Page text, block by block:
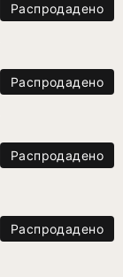
Распродадено
Распродадено
Распродадено
Распродадено